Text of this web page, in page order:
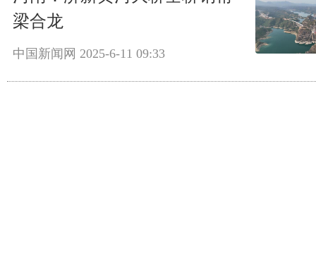
梁合龙
中国新闻网 2025-6-11 09:33